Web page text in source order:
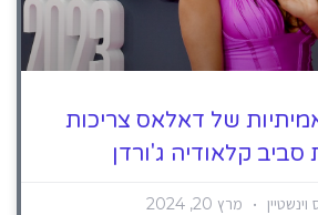
של דאלאס צריכות
סביב קלאודיה ג'ורדן
וינשטיין מרץ 20, 2024